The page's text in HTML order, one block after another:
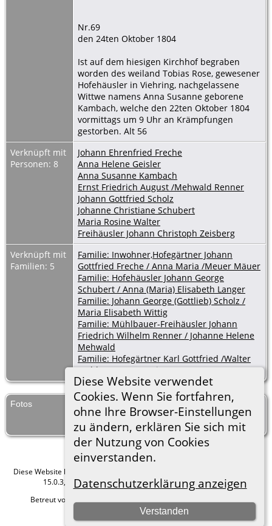
Diese Website verwendet
Cookies. Wenn Sie fortfahren,
ohne Ihre Browser-Einstellungen
zu ändern, erklären Sie sich mit
der Nutzung von Cookies
einverstanden.
Datenschutzerklärung anzeigen
Verstanden
Nr.69
den 24ten Oktober 1804
Ist auf dem hiesigen Kirchhof begraben
worden des weiland Tobias Rose, gewesener
Hofehäusler in Viehring, nachgelassene
Wittwe namens Anna Susanne geborene
Kambach, welche den 22ten Oktober 1804
vormittags um 9 Uhr an Krämpfungen
gestorben. Alt 56
Verknüpft mit
Personen: 8
Johann Ehrenfried Freche
Anna Helene Geisler
Anna Susanne Kambach
Ernst Friedrich August /Mehwald Renner
Johann Gottfried Scholz
Johanne Christiane Schubert
Maria Rosine Walter
Freihäusler Johann Christoph Zeisberg
Verknüpft mit
Familien: 5
Familie: Inwohner,Hofegärtner Johann
Gottfried Freche / Anna Maria /Meuer Mäuer
Familie: Hofehäusler Johann George
Schubert / Anna (Maria) Elisabeth Langer
Familie: Johann George (Gottlieb) Scholz /
Maria Elisabeth Wittig
Familie: Mühlbauer-Freihäusler Johann
Friedrich Wilhelm Renner / Johanne Helene
Mehwald
Familie: Hofegärtner Karl Gottfried /Walter
Walther / Anna Rosine Langer
Fotos
Begräbnisse Kauffung 1804-
11
Diese Website läuft mit
15.0.3, programmiert von Darrin Lythgoe © 2001-2026.
Betreut von
Hier geht es zum Impressum